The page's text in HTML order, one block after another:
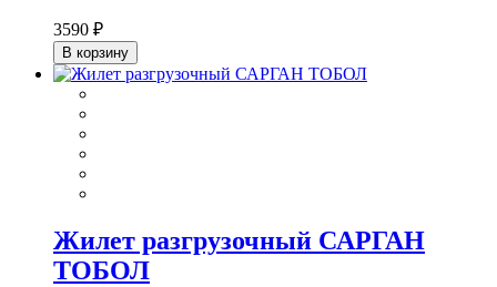
3590 ₽
В корзину
Жилет разгрузочный САРГАН
ТОБОЛ